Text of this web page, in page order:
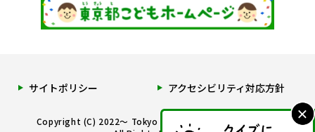
サイトポリシー アクセシビリティ対応方針
Copyright (C) 2022～ Tokyo Metropolitan Government.